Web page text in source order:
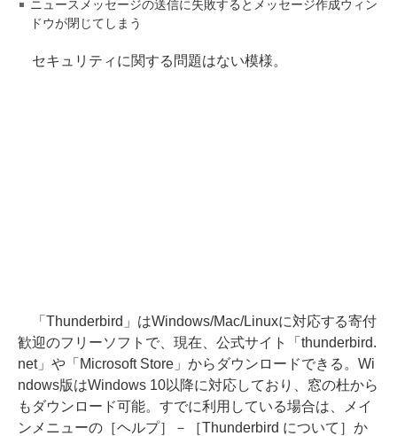
ニュースメッセージの送信に失敗するとメッセージ作成ウィン
ドウが閉じてしまう
セキュリティに関する問題はない模様。
「Thunderbird」はWindows/Mac/Linuxに対応する寄付
歓迎のフリーソフトで、現在、公式サイト「thunderbird.
net」や「Microsoft Store」からダウンロードできる。Wi
ndows版はWindows 10以降に対応しており、窓の杜から
もダウンロード可能。すでに利用している場合は、メイ
ンメニューの［ヘルプ］－［Thunderbird について］か